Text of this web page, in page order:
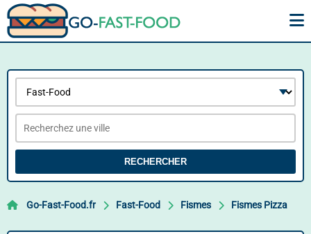
RECHERCHER
Go-Fast-Food.fr Fast-Food Fismes Fismes Pizza